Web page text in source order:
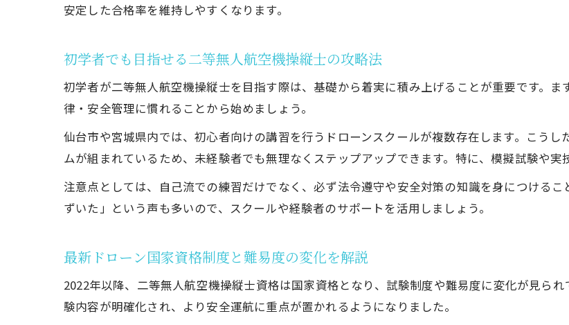
合格率や一等との違いを徹底比較
二等無人航空機操縦士取得方法と一等の選
練習環境を宮城で選ぶコツとは
二等無人航空機操縦士の実地練習で重視す
ドローン飛行可能エリアと練習場の選び方
安定した合格率を維持しやすくなります。
初学者でも目指せる二等無人航空機操縦士の攻略法
初学者が二等無人航空機操縦士を目指す際は、基礎から着実に積み上げることが重要です。
律・安全管理に慣れることから始めましょう。
仙台市や宮城県内では、初心者向けの講習を行うドローンスクールが複数存在します。こう
ムが組まれているため、未経験者でも無理なくステップアップできます。特に、模擬試験や実
注意点としては、自己流での練習だけでなく、必ず法令遵守や安全対策の知識を身につける
ずいた」という声も多いので、スクールや経験者のサポートを活用しましょう。
最新ドローン国家資格制度と難易度の変化を解説
2022年以降、二等無人航空機操縦士資格は国家資格となり、試験制度や難易度に変化が見ら
験内容が明確化され、より安全運航に重点が置かれるようになりました。お気軽にお問い合わせください
お気軽にお問い合わせください